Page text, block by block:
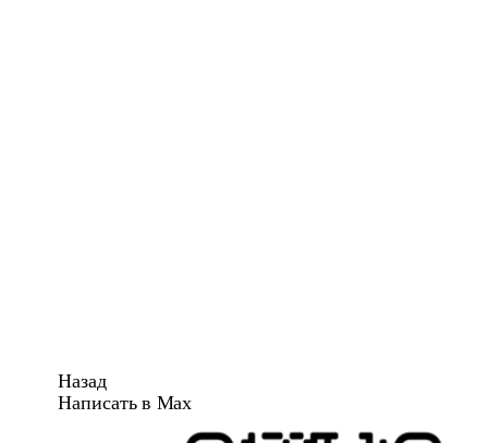
Назад
Написать в Max